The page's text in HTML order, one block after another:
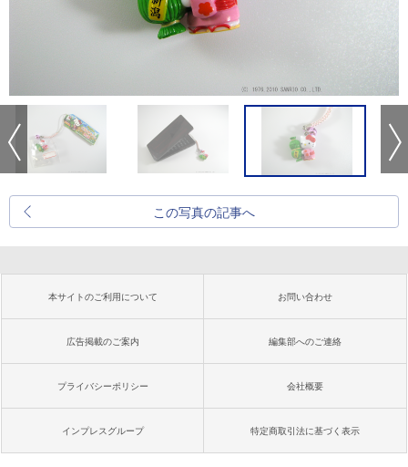
この写真の記事へ
本サイトのご利用について お問い合わせ
広告掲載のご案内 編集部へのご連絡
プライバシーポリシー 会社概要
インプレスグループ 特定商取引法に基づく表示